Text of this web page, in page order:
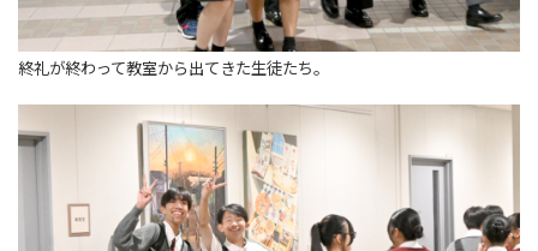
終礼が終わって教室から出てきた生徒たち。